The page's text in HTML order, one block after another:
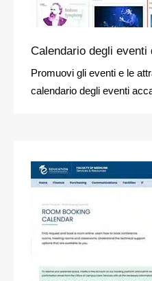
Calendario degli eventi
Promuovi gli eventi e le
calendario degli eventi